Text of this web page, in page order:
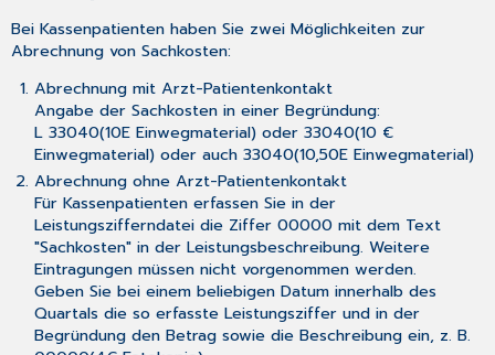
Bei Kassenpatienten haben Sie zwei Möglichkeiten zur
Abrechnung von Sachkosten:
Abrechnung mit Arzt-Patientenkontakt
Angabe der Sachkosten in einer Begründung:
L 33040(10E Einwegmaterial) oder 33040(10 €
Einwegmaterial) oder auch 33040(10,50E Einwegmaterial)
Abrechnung ohne Arzt-Patientenkontakt
Für Kassenpatienten erfassen Sie in der
Leistungszifferndatei die Ziffer 00000 mit dem Text
"Sachkosten" in der Leistungsbeschreibung. Weitere
Eintragungen müssen nicht vorgenommen werden.
Geben Sie bei einem beliebigen Datum innerhalb des
Quartals die so erfasste Leistungsziffer und in der
Begründung den Betrag sowie die Beschreibung ein, z. B.